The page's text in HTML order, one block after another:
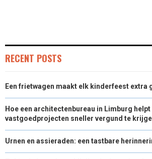
RECENT POSTS
Een frietwagen maakt elk kinderfeest extra
Hoe een architectenbureau in Limburg helpt
vastgoedprojecten sneller vergund te
Urnen en assieraden: een tastbare